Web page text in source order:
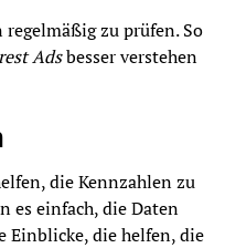
zu prüfen. So
Adsbesser verstehen
die Kennzahlen zu
es einfach, die Daten
Einblicke, die helfen, die